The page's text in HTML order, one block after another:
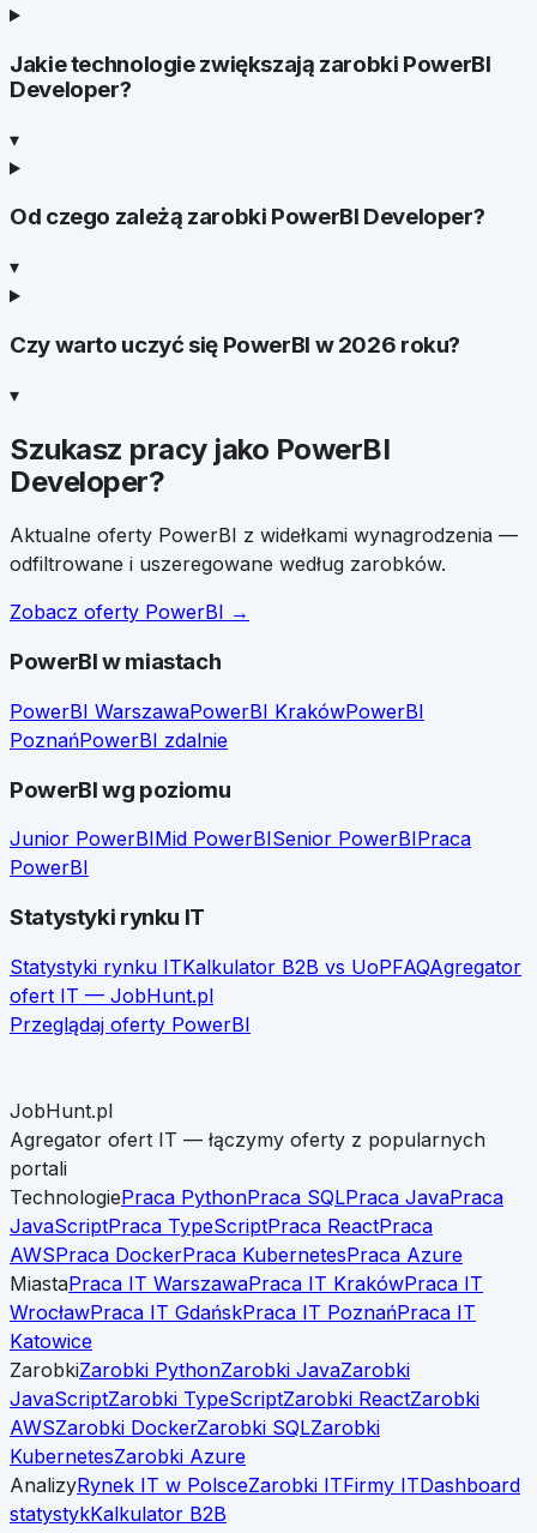
Jakie technologie zwiększają zarobki PowerBI
Developer?
▾
Od czego zależą zarobki PowerBI Developer?
▾
Czy warto uczyć się PowerBI w 2026 roku?
▾
Szukasz pracy jako PowerBI
Developer?
Aktualne oferty PowerBI z widełkami wynagrodzenia —
odfiltrowane i uszeregowane według zarobków.
Zobacz oferty PowerBI →
PowerBIw miastach
PowerBI WarszawaPowerBI KrakówPowerBI
PoznańPowerBI zdalnie
PowerBIwg poziomu
Junior PowerBIMid PowerBISenior PowerBIPraca
PowerBI
Statystyki rynku IT
Statystyki rynku ITKalkulator B2B vs UoPFAQAgregator
ofert IT — JobHunt.pl
Przeglądaj oferty PowerBI
JobHunt.pl
Agregator ofert IT — łączymy oferty z popularnych
portali
TechnologiePraca PythonPraca SQLPraca JavaPraca
JavaScriptPraca TypeScriptPraca ReactPraca
AWSPraca DockerPraca KubernetesPraca Azure
MiastaPraca IT WarszawaPraca IT KrakówPraca IT
WrocławPraca IT GdańskPraca IT PoznańPraca IT
Katowice
ZarobkiZarobki PythonZarobki JavaZarobki
JavaScriptZarobki TypeScriptZarobki ReactZarobki
AWSZarobki DockerZarobki SQLZarobki
KubernetesZarobki Azure
AnalizyRynek IT w PolsceZarobki ITFirmy ITDashboard
statystykKalkulator B2B